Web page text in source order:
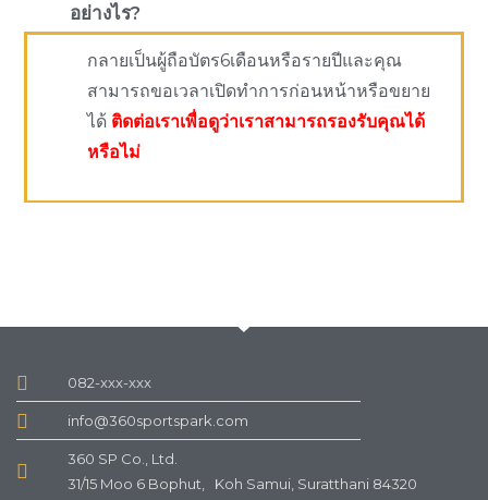
อย่างไร?
กลายเป็นผู้ถือบัตร6เดือนหรือรายปีและคุณ
สามารถขอเวลาเปิดทำการก่อนหน้าหรือขยาย
ได้ ติดต่อเราเพื่อดูว่าเราสามารถรองรับคุณได้
หรือไม่
082-xxx-xxx
info@360sportspark.com
360 SP Co., Ltd.
31/15 Moo 6 Bophut, Koh Samui, Suratthani 84320